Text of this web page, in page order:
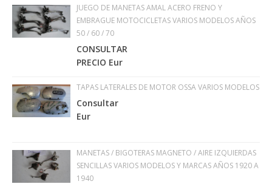
JUEGO DE MANETAS AMAL ACERO FRENO Y
EMBRAGUE MOTOCICLETAS VARIOS MODELOS AÑOS
50 / 60 / 70
CONSULTAR
PRECIO Eur
TAPAS LATERALES DE MOTOR OSSA VARIOS MODELOS
Consultar
Eur
MANETAS / BIGOTERAS MAGNETO / AIRE IZQUIERDAS
SENCILLAS VARIOS MODELOS Y MARCAS AÑOS 1920 A
1940